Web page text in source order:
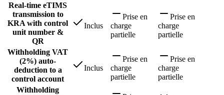
Real-time eTIMS
transmission to
KRA with control
unit number &
QR
Inclus
Prise en
charge
partielle
Prise en
charge
partielle
Withholding VAT
(2%) auto-
deduction to a
control account
Inclus
Prise en
charge
partielle
Prise en
charge
partielle
Withholding